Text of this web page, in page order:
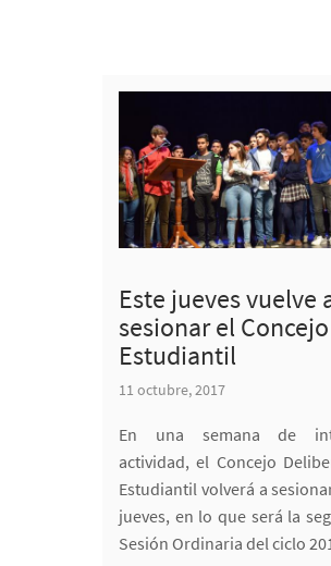
Este jueves vuelve
sesionar el Concejo
Estudiantil
11 octubre, 2017
En una semana de
actividad, el Concejo
Estudiantil volverá a
jueves, en lo que será la
Sesión Ordinaria del ciclo